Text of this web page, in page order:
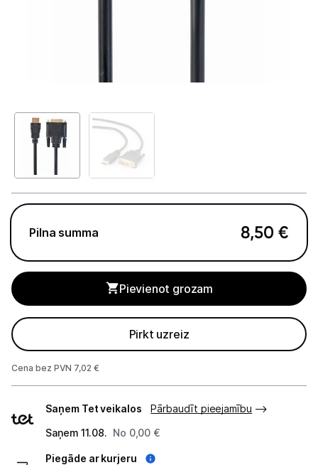
Antenas
Pārsprieguma aizsargi
Spēļu konsoles
Audio
Studijas skaņas aprīkojums
Telefoni, planšetdatori
Pilna summa 8,50 €
Pievienot grozam
Pirkt uzreiz
Cena bez PVN 7,02 €
veidi
Saņem Tet veikalos
Pārbaudīt pieejamību
Saņem 11.08. No 0,00 €
Piegāde ar kurjeru